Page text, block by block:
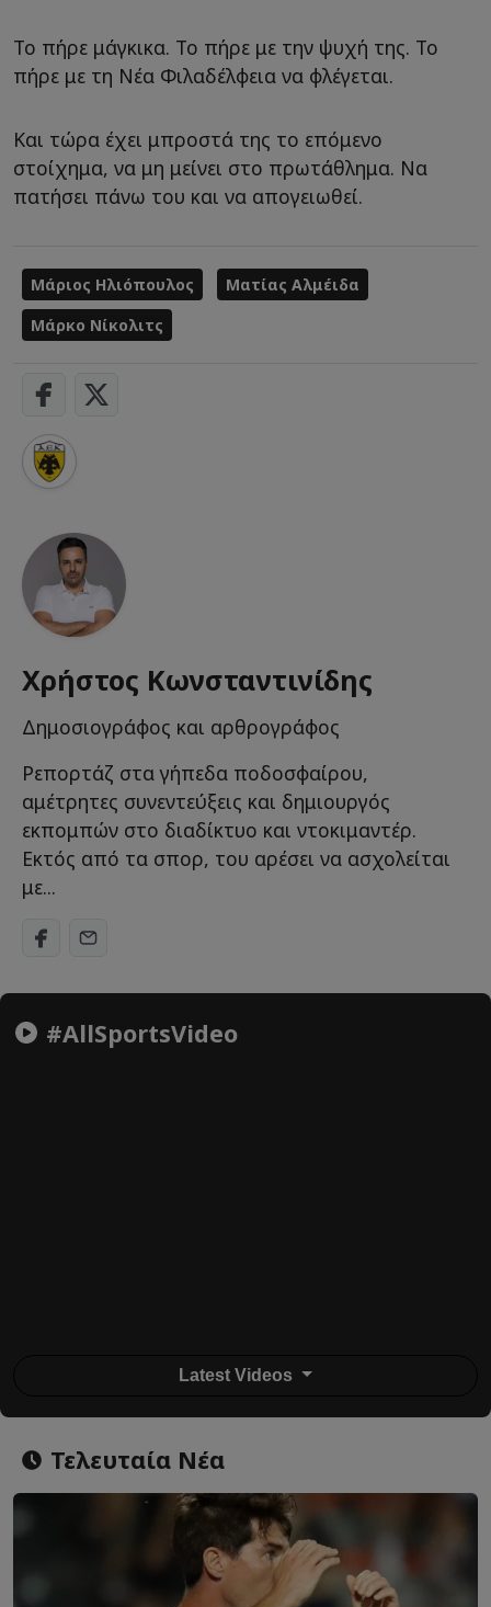
Το πήρε μάγκικα. Το πήρε με την ψυχή της. Το
πήρε με τη Νέα Φιλαδέλφεια να φλέγεται.
Και τώρα έχει μπροστά της το επόμενο
στοίχημα, να μη μείνει στο πρωτάθλημα. Να
πατήσει πάνω του και να απογειωθεί.
Μάριος Ηλιόπουλος
Ματίας Αλμέιδα
Μάρκο Νίκολιτς
Χρήστος Κωνσταντινίδης
Δημοσιογράφος και αρθρογράφος
Ρεπορτάζ στα γήπεδα ποδοσφαίρου,
αμέτρητες συνεντεύξεις και δημιουργός
εκπομπών στο διαδίκτυο και ντοκιμαντέρ.
Εκτός από τα σπορ, του αρέσει να ασχολείται
με...
#AllSportsVideo
Latest Videos
Τελευταία Νέα